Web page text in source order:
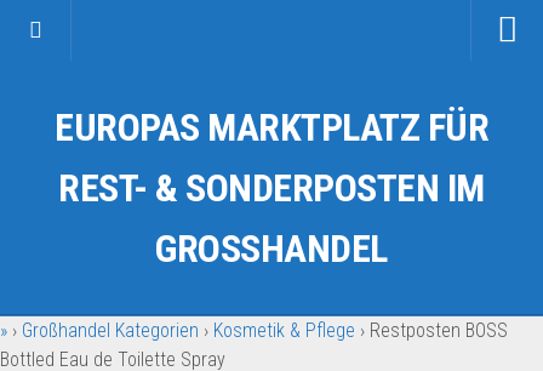
Kategorien
Auto & Motorrad
Fahrzeuge & Transport
Garten & Werkzeug
EUROPAS MARKTPLATZ FÜR
REST- & SONDERPOSTEN IM
GROSSHANDEL
» › Großhandel Kategorien › Kosmetik & Pflege › Restposten BOSS
Bottled Eau de Toilette Spray